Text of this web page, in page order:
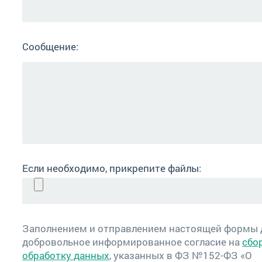
Сообщение:
Если необходимо, прикрепите файлы:
Заполнением и отправлением настоящей формы
добровольное информированное согласие на
обработку данных, указанных в ФЗ №152-ФЗ «О